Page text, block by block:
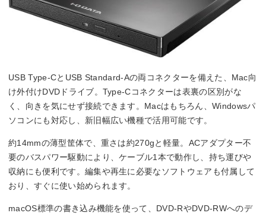
USB Type-CとUSB Standard-Aの両コネクターを備えた、Mac向
け外付けDVDドライブ。Type-Cコネクターは表裏の区別がな
く、向きを気にせず接続できます。Macはもちろん、Windowsパ
ソコンにも対応し、新旧幅広い機種で活用可能です。
約14mmの薄型筐体で、重さは約270gと軽量。ACアダプター不
要のバスパワー駆動により、ケーブル1本で動作し、持ち運びや
収納にも便利です。編集や再生に必要なソフトウェアも付属して
おり、すぐに使い始められます。
macOS標準の書き込み機能を使って、DVD-RやDVD-RWへのデ